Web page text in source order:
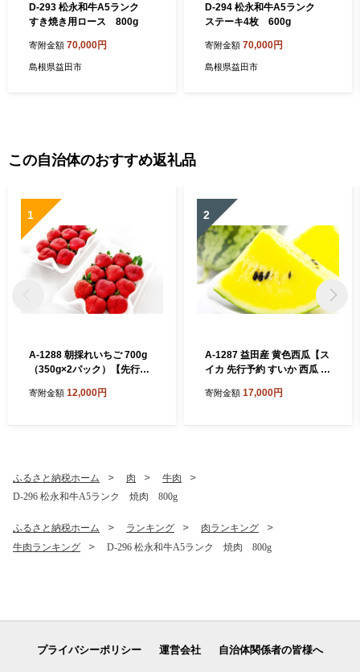
D-293 松永和牛A5ランク
すき焼き用ロース 800g
寄附金額 70,000円
島根県益田市
D-294 松永和牛A5ランク
ステーキ4枚 600g
寄附金額 70,000円
島根県益田市
この自治体のおすすめ返礼品
1
A-1288 朝採れいちご 700g
（350g×2パック）【先行予
イチゴ 700g 2パック 朝採れ
寄附金額 12,000円
2
A-1287 益田産 黄色西瓜【ス
イカ 先行予約 すいか 西瓜 早
物 くだもの フルーツ 黄色西
寄附金額 17,000円
ふるさと納税ホーム 肉
牛肉
D-296 松永和牛A5ランク 焼肉 800g
ふるさと納税ホーム ランキング
肉ランキング
牛肉ランキング
D-296 松永和牛A5ランク 焼肉 800g
プライバシーポリシー 運営会社 自治体関係者の皆様へ